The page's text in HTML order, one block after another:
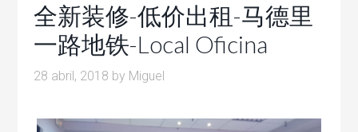
全新装修-低价出租-马德里
一路地铁-Local Oficina
28 abril, 2018 by Miguel